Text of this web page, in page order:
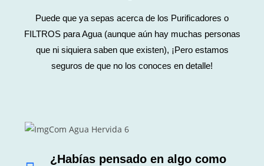
Puede que ya sepas acerca de los Purificadores o
FILTROS para Agua (aunque aún hay muchas personas
que ni siquiera saben que existen), ¡Pero estamos
seguros de que no los conoces en detalle!
¿Habías pensado en algo como